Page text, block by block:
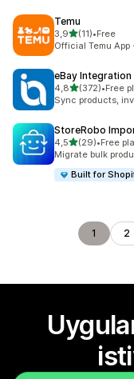
Temu
3,95 yıldız
(11)
toplam 11•Free
Official Temu
eBay Integration
4,85 yıldız
(372)
toplam 372•Free
Sync products,
StoreRobo
4,55 yıldız
(29)
toplam 29•Free
Migrate bulk
Built for
1 2